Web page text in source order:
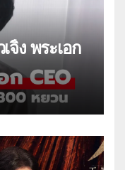
จิ้ง พระเอก